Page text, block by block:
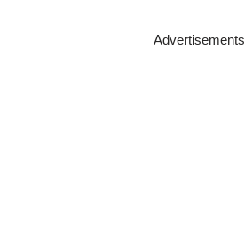
Advertisements